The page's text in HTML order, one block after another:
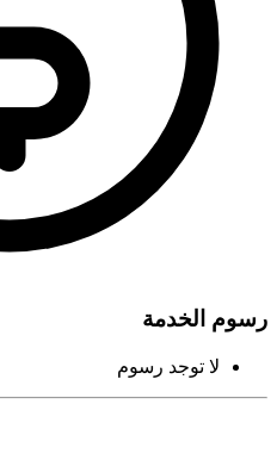
رسوم الخدمة
لا توجد رسوم